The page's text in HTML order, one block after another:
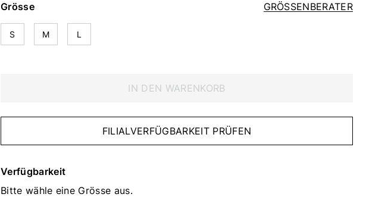
GRÖSSENBERATER
Grösse
S M L
IN DEN WARENKORB
FILIALVERFÜGBARKEIT PRÜFEN
Verfügbarkeit
Bitte wähle eine Grösse aus.